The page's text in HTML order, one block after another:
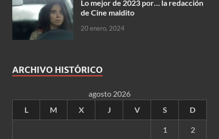
Lo mejor de 2023 por… la redacción
de Cine maldito
20 enero, 2024
ARCHIVO HISTÓRICO
agosto 2026
L
M X J V S D
1 2